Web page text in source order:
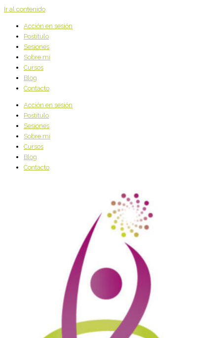
Ir al contenido
Acción en sesión
Postítulo
Sesiones
Sobre mí
Cursos
Blog
Contacto
Acción en sesión
Postítulo
Sesiones
Sobre mí
Cursos
Blog
Contacto